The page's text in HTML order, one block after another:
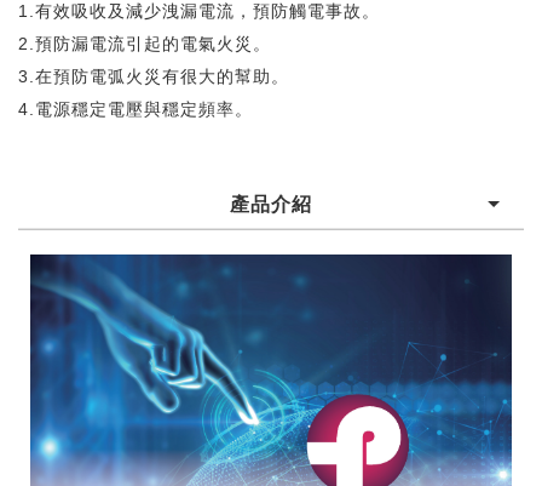
1.有效吸收及減少洩漏電流，預防觸電事故。
2.預防漏電流引起的電氣火災。
3.在預防電弧火災有很大的幫助。
4. 電源穩定電壓與穩定頻率。
產品介紹